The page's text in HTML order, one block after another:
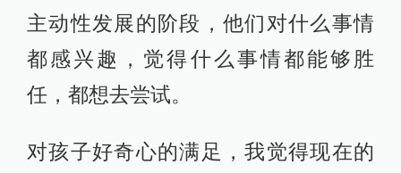
主动性发展的阶段，他们对什么事情
都感兴趣，觉得什么事情都能够胜
任，都想去尝试。
对孩子好奇心的满足，我觉得现在的